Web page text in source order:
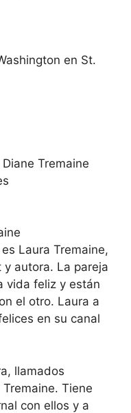
en St.
Tremaine
Laura Tremaine,
autora. La pareja
vida feliz y están
el otro. Laura a
en su canal
llamados
Tiene
con ellos y a